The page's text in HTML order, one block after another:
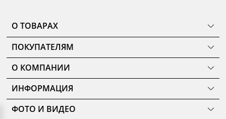
О ТОВАРАХ
ТОВАРЫ
КОМНАТЫ
КОЛЛЕКЦИИ
НОВИНКИ
РАСПРОДАЖА
АКЦИИ
ПОКУПАТЕЛЯМ
Как сделать заказ
Оплата
О ценах и скидках
Подарочные сертификаты
Доставка и сборка
Замер помещения
О КОМПАНИИ
Наши салоны
История
Нам доверяют
Новости
ИНФОРМАЦИЯ
Уход за мебелью
Карельский стандарт
ФОТО И ВИДЕО